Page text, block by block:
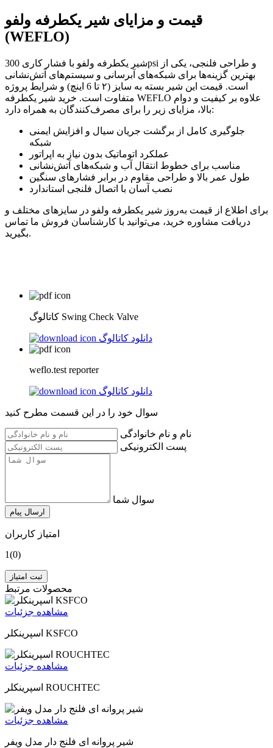
قیمت و مزایای شیر یکطرفه ولفو
(WEFLO)
شیر یکطرفه ولفو با فشار کاری 300psi و طراحی فلنجی، یکی از
بهترین گزینه‌ها برای شبکه‌های آبرسانی و سیستم‌های آتش‌نشانی
است. قیمت این شیر بسته به سایز (۲ تا 6 اینچ) و شرایط پروژه
متفاوت است. خرید شیر یکطرفه WEFLO علاوه بر کیفیت و دوام
بالا، مزایای زیر را برای مصرف‌کنندگان به همراه دارد:
جلوگیری کامل از برگشت جریان سیال و افزایش ایمنی
شبکه
عملکرد اتوماتیک بدون نیاز به اپراتور
مناسب برای خطوط انتقال آب و شبکه‌های آتش‌نشانی
طول عمر بالا و طراحی مقاوم در برابر فشارهای سنگین
نصب آسان با اتصال فلنجی استاندارد
برای اطلاع از قیمت به‌روز شیر یکطرفه ولفو در سایزهای مختلف و
دریافت مشاوره خرید، می‌توانید با کارشناسان فروش ما تماس
بگیرید.
کاتالوگ Swing Check Valve
دانلود کاتالوگ
weflo.test reporter
دانلود کاتالوگ
سوال خود را در این قسمت مطرح کنید
نام و نام خانوادگی
پست الکترونیکی
سوال شما
ارسال پیام
امتیاز کاربران
1(0)
ثبت امتیاز
محصولات مرتبط
مشاهده جزئیات
اسپرینکلر KSFCO
مشاهده جزئیات
اسپرینکلر ROUCHTEC
مشاهده جزئیات
شیر پروانه ای فلنج دار مدل ویفر